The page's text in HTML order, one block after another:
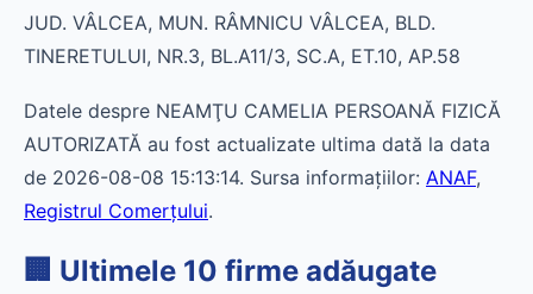
JUD. VÂLCEA, MUN. RÂMNICU VÂLCEA, BLD.
TINERETULUI, NR.3, BL.A11/3, SC.A, ET.10, AP.58
Datele despre NEAMŢU CAMELIA PERSOANĂ FIZICĂ
AUTORIZATĂ au fost actualizate ultima dată la data
de 2026-08-08 15:13:14. Sursa informațiilor: ANAF,
Registrul Comerțului.
🏢 Ultimele 10 firme adăugate